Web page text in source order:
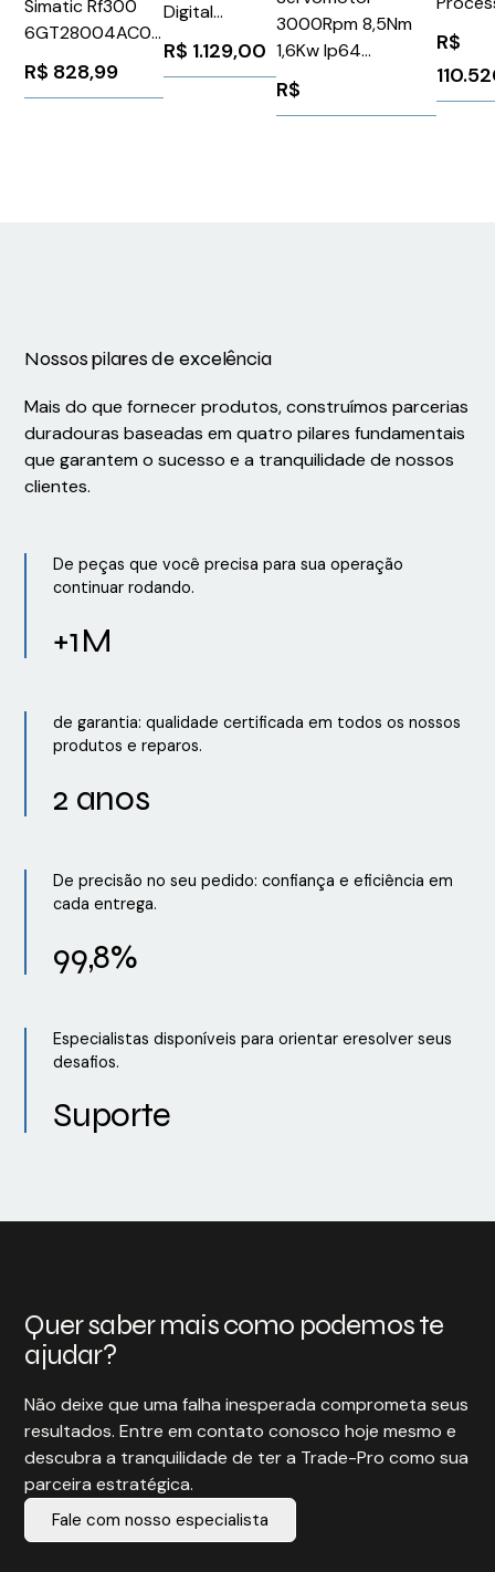
Simatic Rf300
6GT28004AC00
Siemens 297083
R$ 828,99
Digital
Programável
Spst 100-
R$ 1.129,00
3000Rpm 8,5Nm
1,6Kw Ip64
1FK70622AF711QG0
Siemens 91296
R$
Altivar
P/
R$
Nossos pilares de excelência
Mais do que fornecer produtos, construímos parcerias
duradouras baseadas em quatro pilares fundamentais
que garantem o sucesso e a tranquilidade de nossos
clientes.
De peças que você precisa para sua operação
continuar rodando.
+1M
de garantia: qualidade certificada em todos os nossos
produtos e reparos.
2 anos
De precisão no seu pedido: confiança e eficiência em
cada entrega.
99,8%
Especialistas disponíveis para orientar eresolver seus
desafios.
Suporte
Quer saber mais como podemos te
ajudar?
Não deixe que uma falha inesperada comprometa seus
resultados. Entre em contato conosco hoje mesmo e
descubra a tranquilidade de ter a Trade-Pro como sua
parceira estratégica.
Fale com nosso especialista